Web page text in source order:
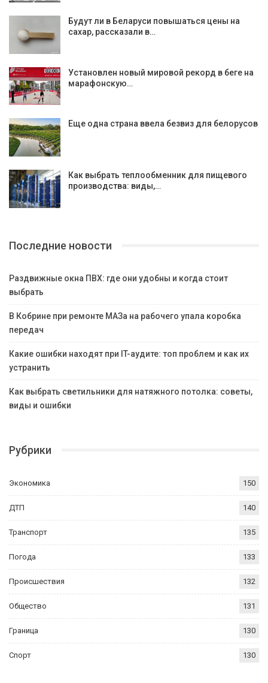
Будут ли в Беларуси повышаться цены на
сахар, рассказали в…
Установлен новый мировой рекорд в беге на
марафонскую…
Еще одна страна ввела безвиз для белорусов
Как выбрать теплообменник для пищевого
производства: виды,…
Последние новости
Раздвижные окна ПВХ: где они удобны и когда стоит
выбрать
В Кобрине при ремонте МАЗа на рабочего упала коробка
передач
Какие ошибки находят при IT-аудите: топ проблем и как их
устранить
Как выбрать светильники для натяжного потолка: советы,
виды и ошибки
Рубрики
Экономика 150
ДТП 140
Транспорт 135
Погода 133
Происшествия 132
Общество 131
Граница 130
Спорт 130